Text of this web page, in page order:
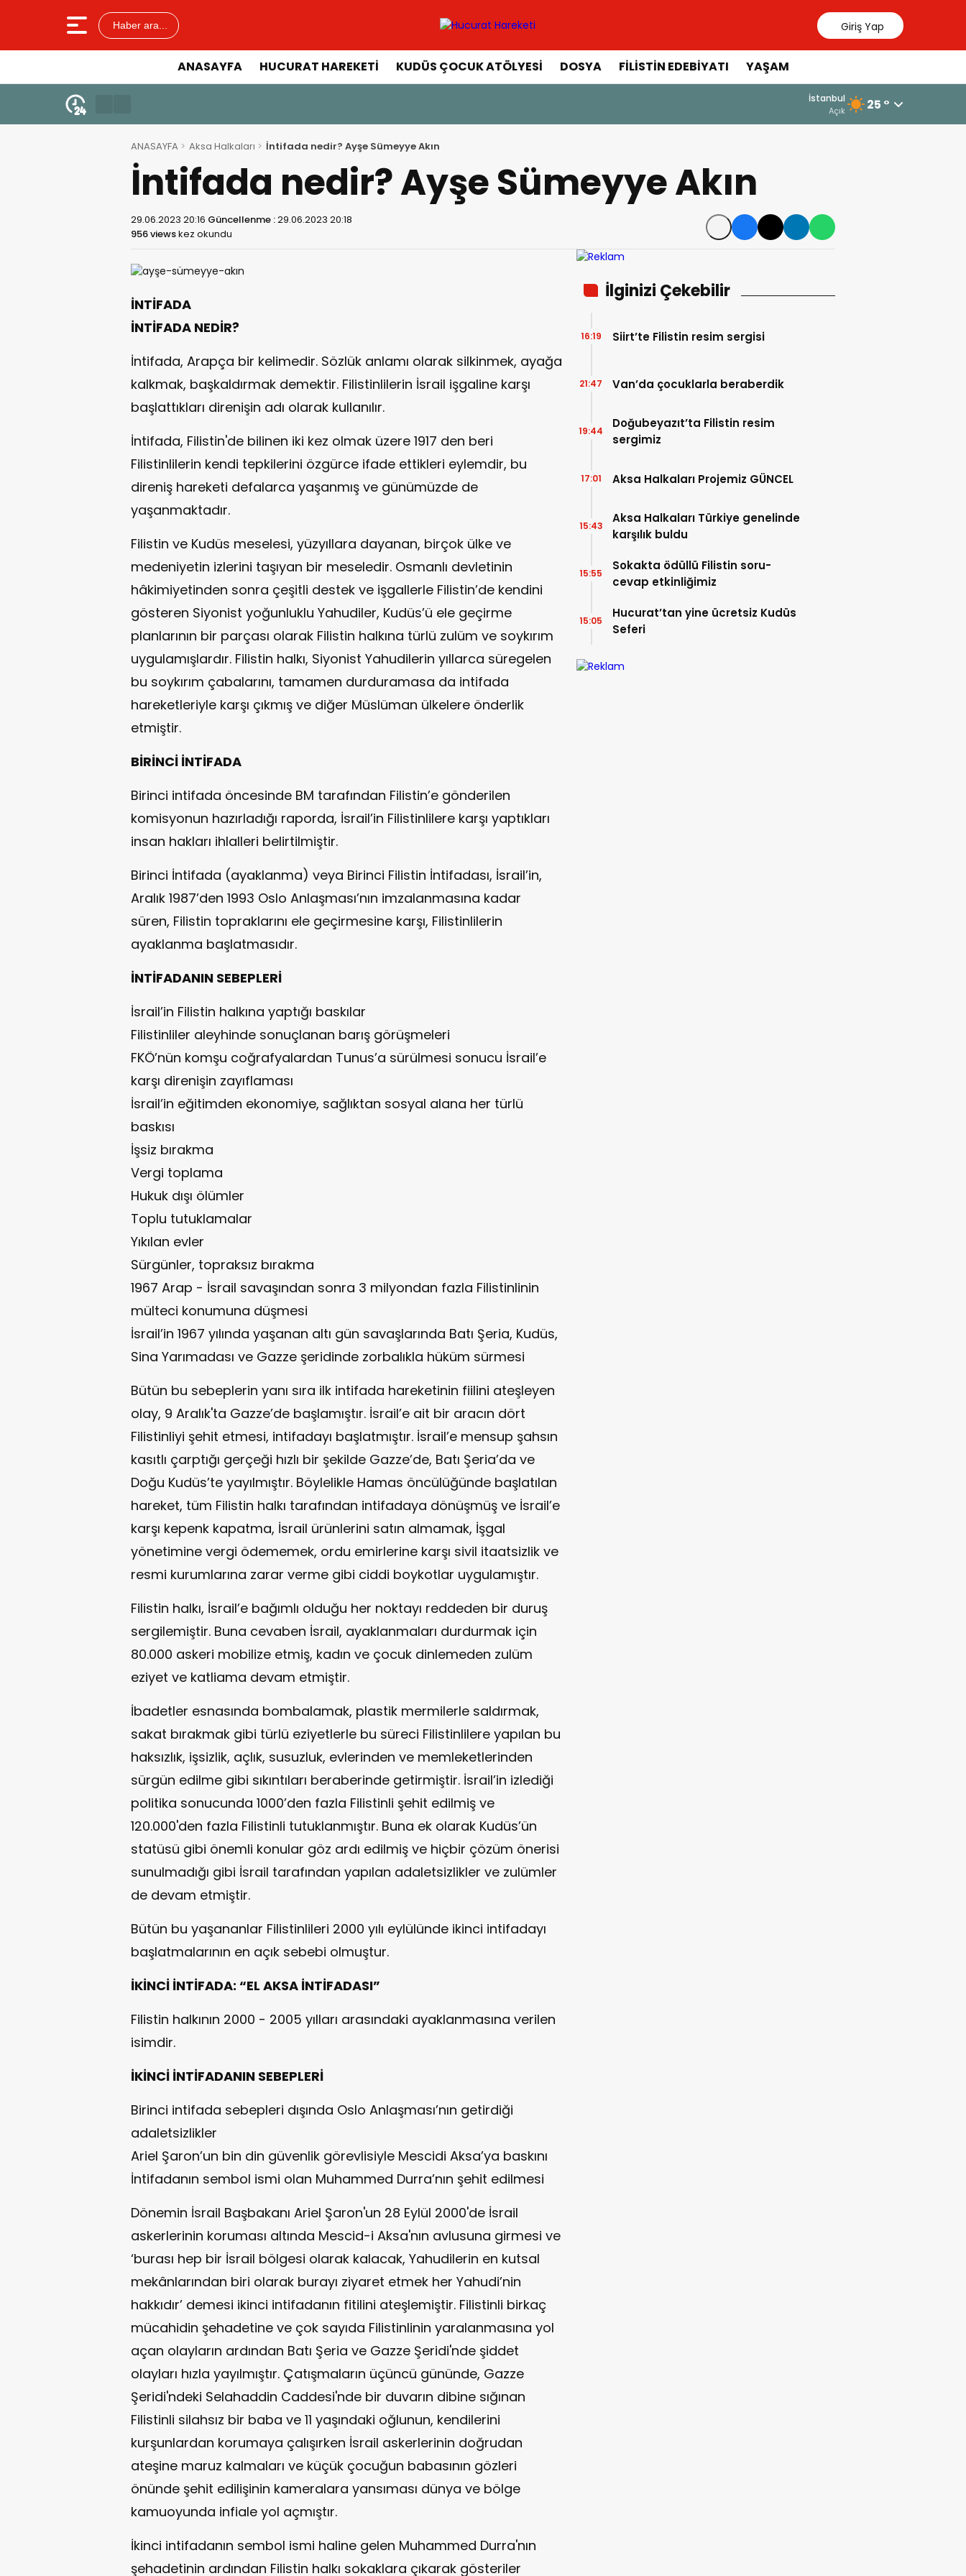
Haber ara... Giriş Yap
ANASAYFA HUCURAT HAREKETI KUDÜS ÇOCUK ATÖLYESI DOSYA FILISTIN EDEBIYATI YAŞAM
İstanbul
Açık 25 °
ANASAYFA Aksa Halkaları İntifada nedir? Ayşe Sümeyye Akın
İntifada nedir? Ayşe Sümeyye Akın
29.06.2023 20:16 Güncellenme :29.06.2023 20:18
956 viewskez okundu
İNTİFADA
İNTİFADA NEDİR?
İntifada, Arapça bir kelimedir. Sözlük anlamı olarak silkinmek, ayağa
kalkmak, başkaldırmak demektir. Filistinlilerin İsrail işgaline karşı
başlattıkları direnişin adı olarak kullanılır.
İntifada, Filistin'de bilinen iki kez olmak üzere 1917 den beri
Filistinlilerin kendi tepkilerini özgürce ifade ettikleri eylemdir, bu
direniş hareketi defalarca yaşanmış ve günümüzde de
yaşanmaktadır.
Filistin ve Kudüs meselesi, yüzyıllara dayanan, birçok ülke ve
medeniyetin izlerini taşıyan bir meseledir. Osmanlı devletinin
hâkimiyetinden sonra çeşitli destek ve işgallerle Filistin’de kendini
gösteren Siyonist yoğunluklu Yahudiler, Kudüs’ü ele geçirme
planlarının bir parçası olarak Filistin halkına türlü zulüm ve soykırım
uygulamışlardır. Filistin halkı, Siyonist Yahudilerin yıllarca süregelen
bu soykırım çabalarını, tamamen durduramasa da intifada
hareketleriyle karşı çıkmış ve diğer Müslüman ülkelere önderlik
etmiştir.
BİRİNCİ İNTİFADA
Birinci intifada öncesinde BM tarafından Filistin’e gönderilen
komisyonun hazırladığı raporda, İsrail’in Filistinlilere karşı yaptıkları
insan hakları ihlalleri belirtilmiştir.
Birinci İntifada (ayaklanma) veya Birinci Filistin İntifadası, İsrail’in,
Aralık 1987’den 1993 Oslo Anlaşması’nın imzalanmasına kadar
süren, Filistin topraklarını ele geçirmesine karşı, Filistinlilerin
ayaklanma başlatmasıdır.
İNTİFADANIN SEBEPLERİ
İsrail’in Filistin halkına yaptığı baskılar
Filistinliler aleyhinde sonuçlanan barış görüşmeleri
FKÖ’nün komşu coğrafyalardan Tunus’a sürülmesi sonucu İsrail’e
karşı direnişin zayıflaması
İsrail’in eğitimden ekonomiye, sağlıktan sosyal alana her türlü
baskısı
İşsiz bırakma
Vergi toplama
Hukuk dışı ölümler
Toplu tutuklamalar
Yıkılan evler
Sürgünler, topraksız bırakma
1967 Arap - İsrail savaşından sonra 3 milyondan fazla Filistinlinin
mülteci konumuna düşmesi
İsrail’in 1967 yılında yaşanan altı gün savaşlarında Batı Şeria, Kudüs,
Sina Yarımadası ve Gazze şeridinde zorbalıkla hüküm sürmesi
Bütün bu sebeplerin yanı sıra ilk intifada hareketinin fiilini ateşleyen
olay, 9 Aralık'ta Gazze’de başlamıştır. İsrail’e ait bir aracın dört
Filistinliyi şehit etmesi, intifadayı başlatmıştır. İsrail’e mensup şahsın
kasıtlı çarptığı gerçeği hızlı bir şekilde Gazze’de, Batı Şeria’da ve
Doğu Kudüs’te yayılmıştır. Böylelikle Hamas öncülüğünde başlatılan
hareket, tüm Filistin halkı tarafından intifadaya dönüşmüş ve İsrail’e
karşı kepenk kapatma, İsrail ürünlerini satın almamak, İşgal
yönetimine vergi ödememek, ordu emirlerine karşı sivil itaatsizlik ve
resmi kurumlarına zarar verme gibi ciddi boykotlar uygulamıştır.
Filistin halkı, İsrail’e bağımlı olduğu her noktayı reddeden bir duruş
sergilemiştir. Buna cevaben İsrail, ayaklanmaları durdurmak için
80.000 askeri mobilize etmiş, kadın ve çocuk dinlemeden zulüm
eziyet ve katliama devam etmiştir.
İbadetler esnasında bombalamak, plastik mermilerle saldırmak,
sakat bırakmak gibi türlü eziyetlerle bu süreci Filistinlilere yapılan bu
haksızlık, işsizlik, açlık, susuzluk, evlerinden ve memleketlerinden
sürgün edilme gibi sıkıntıları beraberinde getirmiştir. İsrail’in izlediği
politika sonucunda 1000’den fazla Filistinli şehit edilmiş ve
120.000'den fazla Filistinli tutuklanmıştır. Buna ek olarak Kudüs’ün
statüsü gibi önemli konular göz ardı edilmiş ve hiçbir çözüm önerisi
sunulmadığı gibi İsrail tarafından yapılan adaletsizlikler ve zulümler
de devam etmiştir.
Bütün bu yaşananlar Filistinlileri 2000 yılı eylülünde ikinci intifadayı
başlatmalarının en açık sebebi olmuştur.
İKİNCİ İNTİFADA: “EL AKSA İNTİFADASI”
Filistin halkının 2000 - 2005 yılları arasındaki ayaklanmasına verilen
isimdir.
İKİNCİ İNTİFADANIN SEBEPLERİ
Birinci intifada sebepleri dışında Oslo Anlaşması’nın getirdiği
adaletsizlikler
Ariel Şaron’un bin din güvenlik görevlisiyle Mescidi Aksa’ya baskını
İntifadanın sembol ismi olan Muhammed Durra’nın şehit edilmesi
Dönemin İsrail Başbakanı Ariel Şaron'un 28 Eylül 2000'de İsrail
askerlerinin koruması altında Mescid-i Aksa'nın avlusuna girmesi ve
‘burası hep bir İsrail bölgesi olarak kalacak, Yahudilerin en kutsal
mekânlarından biri olarak burayı ziyaret etmek her Yahudi’nin
hakkıdır’ demesi ikinci intifadanın fitilini ateşlemiştir. Filistinli birkaç
mücahidin şehadetine ve çok sayıda Filistinlinin yaralanmasına yol
açan olayların ardından Batı Şeria ve Gazze Şeridi'nde şiddet
olayları hızla yayılmıştır. Çatışmaların üçüncü gününde, Gazze
Şeridi'ndeki Selahaddin Caddesi'nde bir duvarın dibine sığınan
Filistinli silahsız bir baba ve 11 yaşındaki oğlunun, kendilerini
kurşunlardan korumaya çalışırken İsrail askerlerinin doğrudan
ateşine maruz kalmaları ve küçük çocuğun babasının gözleri
önünde şehit edilişinin kameralara yansıması dünya ve bölge
kamuoyunda infiale yol açmıştır.
İkinci intifadanın sembol ismi haline gelen Muhammed Durra'nın
şehadetinin ardından Filistin halkı sokaklara çıkarak gösteriler
İlginizi Çekebilir
Siirt’te Filistin resim sergisi
16:19
Van’da çocuklarla beraberdik
21:47
Doğubeyazıt’ta Filistin resim
sergimiz
19:44
Aksa Halkaları Projemiz GÜNCEL
17:01
Aksa Halkaları Türkiye genelinde
karşılık buldu
15:43
Sokakta ödüllü Filistin soru-
cevap etkinliğimiz
15:55
Hucurat’tan yine ücretsiz Kudüs
Seferi
15:05